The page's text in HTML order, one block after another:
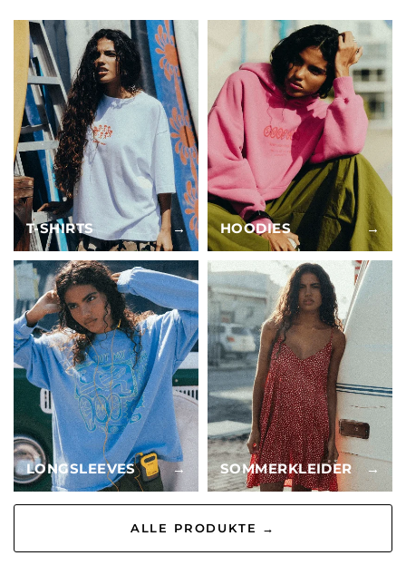
T-SHIRTS → HOODIES →
LONGSLEEVES → SOMMERKLEIDER →
ALLE PRODUKTE →